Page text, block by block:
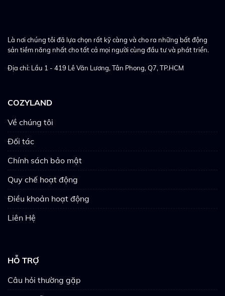
Là nơi chúng tôi đã lựa chọn rất kỹ càng và cho ra những bất động
sản tiềm năng nhất cho tất cả mọi người cùng đầu tư và phát triển.
Địa chỉ: Lầu 1 - 419 Lê Văn Lương, Tân Phong, Q7, TP.HCM
COZYLAND
Về chúng tôi
Đối tác
Chính sách bảo mật
Quy chế hoạt động
Điều khoản hoạt động
Liên Hệ
HỖ TRỢ
Câu hỏi thường gặp